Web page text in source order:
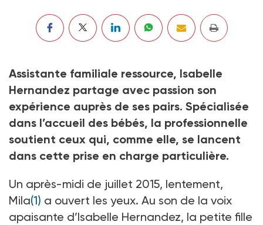
Assistante familiale ressource, Isabelle
Hernandez partage avec passion son
expérience auprès de ses pairs. Spécialisée
dans l’accueil des bébés, la professionnelle
soutient ceux qui, comme elle, se lancent
dans cette prise en charge particulière.
Un après-midi de juillet 2015, lentement,
Mila(1) a ouvert les yeux. Au son de la voix
apaisante d’Isabelle Hernandez, la petite fille